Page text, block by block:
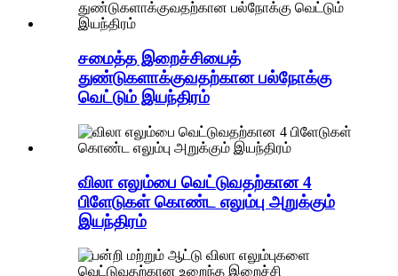
சமைத்த இறைச்சியைத்
துண்டுகளாக்குவதற்கான பல்நோக்கு
வெட்டும் இயந்திரம்
விலா எலும்பை வெட்டுவதற்கான 4
பிளேடுகள் கொண்ட எலும்பு அறுக்கும்
இயந்திரம்